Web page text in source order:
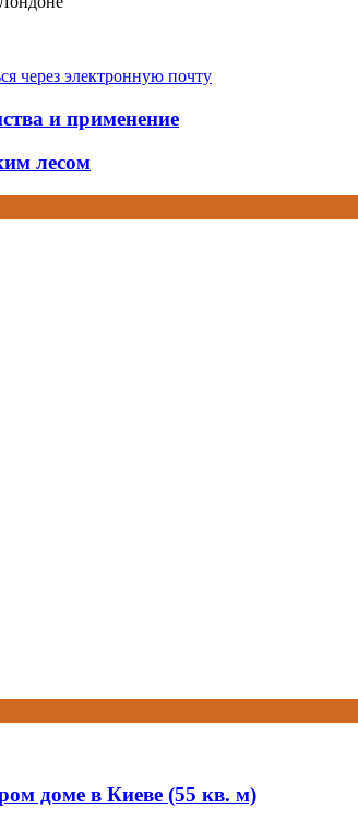
через электронную почту
и применение
лесом
доме в Киеве (55 кв. м)